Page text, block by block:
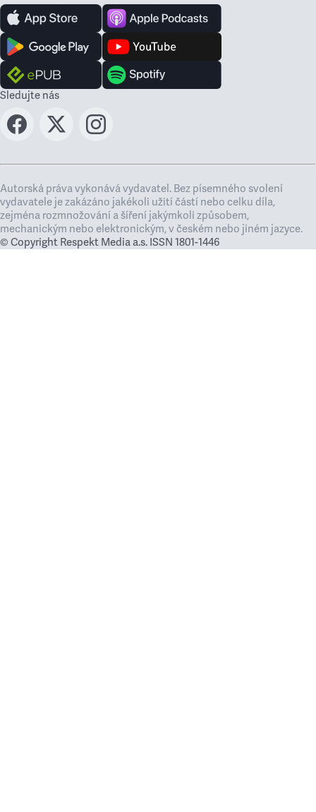
Sledujte nás
Autorská práva vykonává vydavatel. Bez písemného svolení
vydavatele je zakázáno jakékoli užití částí nebo celku díla,
zejména rozmnožování a šíření jakýmkoli způsobem,
mechanickým nebo elektronickým, v českém nebo jiném jazyce.
© Copyright Respekt Media a.s. ISSN 1801-1446